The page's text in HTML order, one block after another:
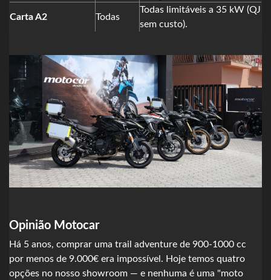
Carta A2 Todas
Todas limitáveis a 35 kW (QJ
sem custo).
Opinião Motocar
Há 5 anos, comprar uma trail adventure de 900-1000 cc
por menos de 9.000€ era impossível. Hoje temos quatro
opções no nosso showroom — e nenhuma é uma "moto